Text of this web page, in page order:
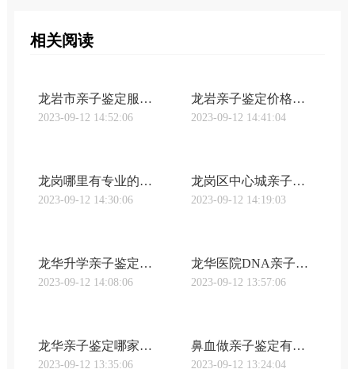
相关阅读
龙岩市亲子鉴定服务有哪些（福建省亲子鉴定流程详解）
2023-09-12 14:52:06
龙岩亲子鉴定价格有多少（亲子鉴定流程及费用详解）
2023-09-12 14:41:04
龙岗哪里有专业的亲子鉴定机构（亲子鉴定详细流程介绍）
2023-09-12 14:30:06
龙岗区中心城亲子鉴定医院有哪些？亲子鉴定的流程是怎样的？
2023-09-12 14:19:03
龙华升学亲子鉴定收费标准汇总（2020最新费用标准一览）
2023-09-12 14:08:06
龙华医院DNA亲子鉴定有哪些优势（亲子鉴定流程及收费标准）
2023-09-12 13:57:06
龙华亲子鉴定哪家医院最好（龙华亲子鉴定服务推荐）
2023-09-12 13:35:06
鼻血做亲子鉴定有什么用？鼻血亲子鉴定的精准度如何？
2023-09-12 13:24:04